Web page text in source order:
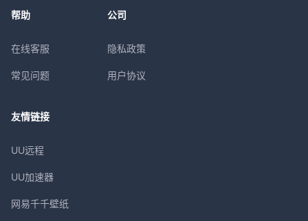
帮助
在线客服
常见问题
公司
隐私政策
用户协议
友情链接
UU远程
UU加速器
网易千千壁纸